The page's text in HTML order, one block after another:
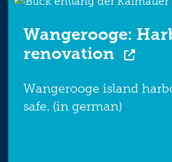
Wangerooge:
renovation
Wangerooge island
safe. (in german)